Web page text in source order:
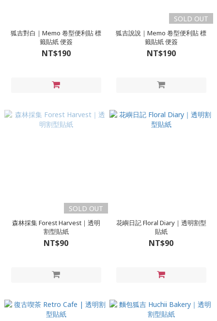
狐吉對白｜Memo 卷型便利貼 標
籤貼紙 便簽
NT$190
SOLD OUT
狐吉說說｜Memo 卷型便利貼 標
籤貼紙 便簽
NT$190
SOLD OUT
森林採集 Forest Harvest｜透明
割型貼紙
NT$90
花嶼日記 Floral Diary｜透明割型
貼紙
NT$90